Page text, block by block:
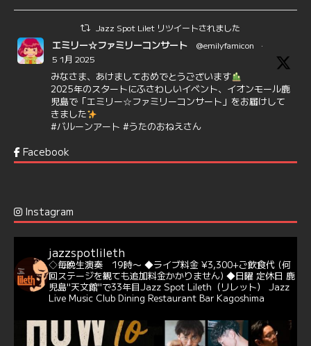
Jazz Spot Lilet リツイートされました
エミリー☆ファミリーコンサート @emilyfamicon
·
5 1月 2025
みなさま、あけましておめでとうございます
2025年のスタートにふさわしいイベント、イオンモール鹿
児島で「エミリー☆ファミリーコンサート」をお届けして
きました
#バルーンアート #うたのおねえさん
6 7
@delightful_gang
バー♪♬
当店での演奏シーンもご覧いただけます❣❣
#天文館ミリオネーション #ジャミラ #クリスマスソング
https://youtu.be/2lhypP4KWc4?si=CEbY-wEg5HDc_iEv
6 Twitter
Jazz Spot Lilet @jazzspotlileth · 11 11月 2024
Facebook
Instagram
jazzspotlileth
◇毎晩生演奏 19時〜 ◆ライブ料金 ¥3,300+ご飲食代 (何
回ステージを観ても追加料金かかりません) ◆日曜 定休日 鹿
児島"天文館"で33年目Jazz Spot Lileth（リレット）
Jazz
Live Music Club Dining Restaurant Bar Kagoshima